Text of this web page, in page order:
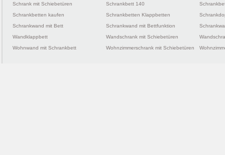
Schrank mit Schiebetüren
Schrankbett 140
Schrankbetten kaufen
Schrankbetten Klappbetten
Schrankwand mit Bett
Schrankwand mit Bettfunktion
Wandklappbett
Wandschrank mit Schiebetüren
Wohnwand mit Schrankbett
Wohnzimmerschrank mit Schiebetüren